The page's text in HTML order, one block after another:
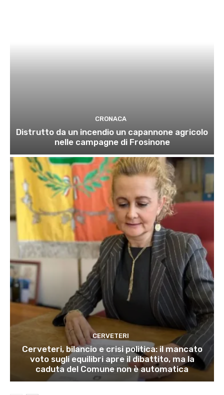
CRONACA
Distrutto da un incendio un capannone agricolo
nelle campagne di Frosinone
CERVETERI
Cerveteri, bilancio e crisi politica: il mancato
voto sugli equilibri apre il dibattito, ma la
caduta del Comune non è automatica